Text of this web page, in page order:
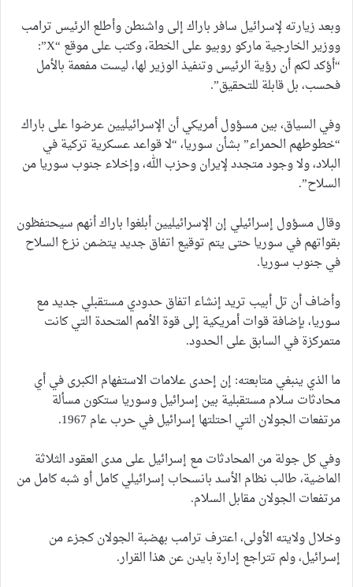
وبعد زيارته لإسرائيل سافر باراك إلى واشنطن وأطلع الرئيس ترامب
ووزير الخارجية ماركو روبيو على الخطة، وكتب على موقع “X”:
“أؤكد لكم أن رؤية الرئيس وتنفيذ الوزير لها، ليست مفعمة بالأمل
فحسب، بل قابلة للتحقيق”.
وفي السياق، بين مسؤول أمريكي أن الإسرائيليين عرضوا على باراك
“خطوطهم الحمراء” بشأن سوريا، “لا قواعد عسكرية تركية في
البلاد، ولا وجود متجدد لإيران وحزب الله، وإخلاء جنوب سوريا من
السلاح”.
وقال مسؤول إسرائيلي إن الإسرائيليين أبلغوا باراك أنهم سيحتفظون
بقواتهم في سوريا حتى يتم توقيع اتفاق جديد يتضمن نزع السلاح
في جنوب سوريا.
وأضاف أن تل أبيب تريد إنشاء اتفاق حدودي مستقبلي جديد مع
سوريا، بإضافة قوات أمريكية إلى قوة الأمم المتحدة التي كانت
متمركزة في السابق على الحدود.
ما الذي ينبغي متابعته: إن إحدى علامات الاستفهام الكبرى في أي
محادثات سلام مستقبلية بين إسرائيل وسوريا ستكون مسألة
مرتفعات الجولان التي احتلتها إسرائيل في حرب عام 1967.
وفي كل جولة من المحادثات مع إسرائيل على مدى العقود الثلاثة
الماضية، طالب نظام الأسد بانسحاب إسرائيلي كامل أو شبه كامل من
مرتفعات الجولان مقابل السلام.
وخلال ولايته الأولى، اعترف ترامب بهضبة الجولان كجزء من
إسرائيل، ولم تتراجع إدارة بايدن عن هذا القرار.